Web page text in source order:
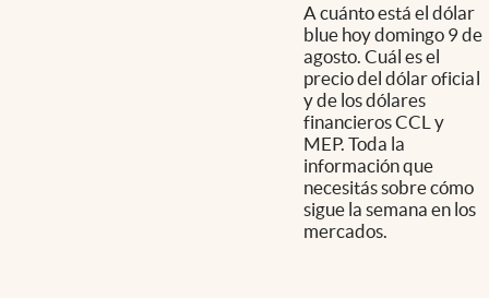
A cuánto está el dólar
blue hoy domingo 9 de
agosto. Cuál es el
precio del dólar oficial
y de los dólares
financieros CCL y
MEP. Toda la
información que
necesitás sobre cómo
sigue la semana en los
mercados.